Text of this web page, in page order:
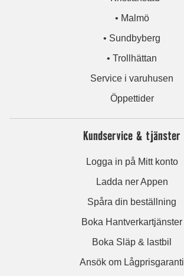
• Malmö
• Sundbyberg
• Trollhättan
Service i varuhusen
Öppettider
Kundservice & tjänster
Logga in på Mitt konto
Ladda ner Appen
Spåra din beställning
Boka Hantverkartjänster
Boka Släp & lastbil
Ansök om Lågprisgaranti